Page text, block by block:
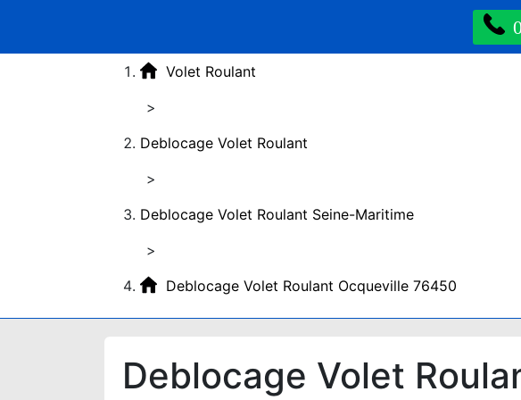
Volet Roulant
>
Deblocage Volet Roulant
>
Deblocage Volet Roulant Seine-Maritime
>
Deblocage Volet Roulant Ocqueville 76450
Deblocage Volet